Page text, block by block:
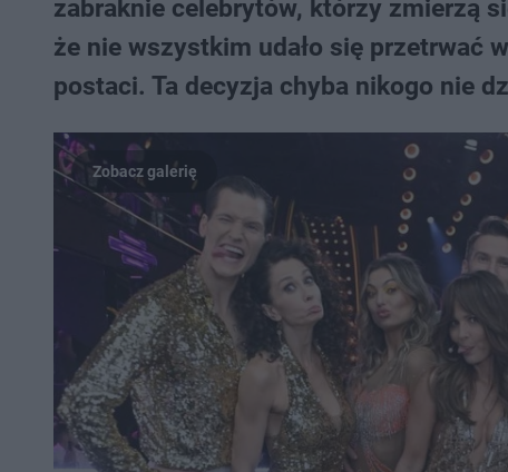
zabraknie celebrytów, którzy zmierzą
że nie wszystkim udało się przetrwać
postaci. Ta decyzja chyba nikogo nie